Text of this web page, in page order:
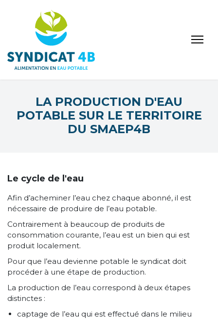
LA PRODUCTION D'EAU
POTABLE SUR LE TERRITOIRE
DU SMAEP4B
Le cycle de l'eau
Afin d’acheminer l’eau chez chaque abonné, il est
nécessaire de produire de l’eau potable.
Contrairement à beaucoup de produits de
consommation courante, l’eau est un bien qui est
produit localement.
Pour que l’eau devienne potable le syndicat doit
procéder à une étape de production.
La production de l’eau correspond à deux étapes
distinctes :
captage de l’eau qui est effectué dans le milieu